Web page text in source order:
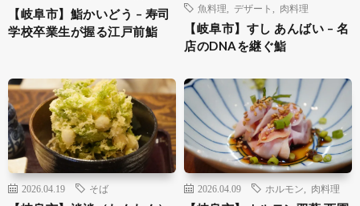
【岐阜市】鮨かいどう – 寿司
学校卒業生が握る江戸前鮨
魚料理
デザート 肉料理
【岐阜市】すし あんばい – 名
店のDNAを継ぐ鮨
2026.04.19 そば 2026.04.09 ホルモン 肉料理